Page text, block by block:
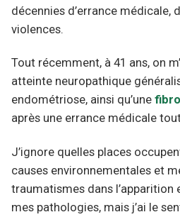
décennies d’errance médicale,
violences.
Tout récemment, à 41 ans, on
atteinte neuropathique
endométriose, ainsi qu’une
après une errance médicale
J’ignore quelles places
causes environnementales et
traumatismes dans l’apparition
mes pathologies, mais j’ai le